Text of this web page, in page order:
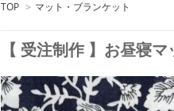
TOP > マット・ブランケット
【 受注制作 】お昼